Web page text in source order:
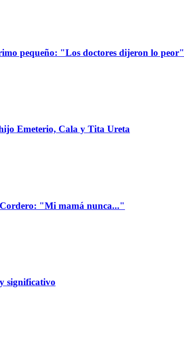
pequeño: "Los doctores dijeron lo peor"
Emeterio, Cala y Tita Ureta
"Mi mamá nunca..."
significativo